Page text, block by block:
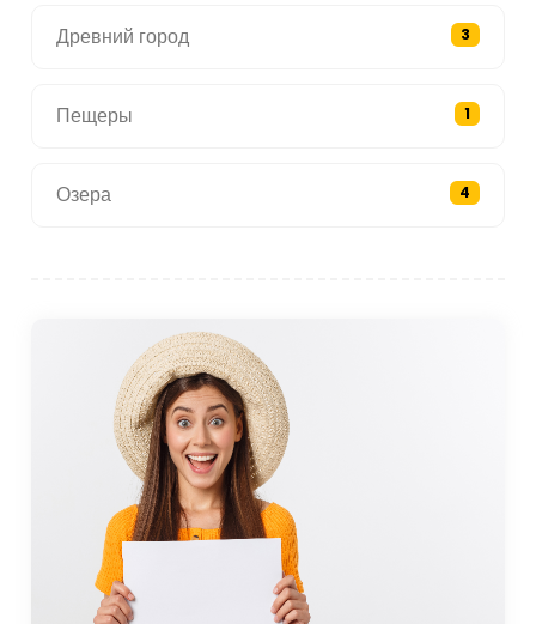
Древний город 3
Пещеры 1
Озера 4